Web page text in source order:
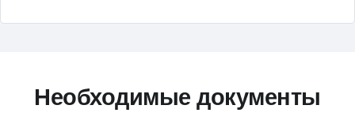
Необходимые документы